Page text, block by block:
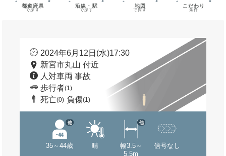
都道府県
で探す
沿線・駅
で探す
地図
で探す
こだわり
条件
2024年6月12日(水)17:30
新宮市丸山 付近
人対車両 事故
歩行者(1)
死亡(0) 負傷(1)
35～44歳
他
晴
幅3.5～
5.5m
他
信号なし